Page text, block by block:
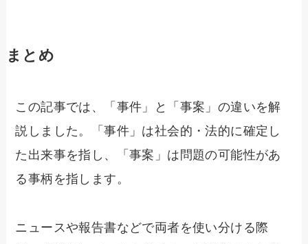
まとめ
この記事では、「事件」と「事案」の違いを解
説しました。「事件」は社会的・法的に確定し
た出来事を指し、「事案」は問題の可能性があ
る事柄を指します。
ニュースや報告書などで両者を使い分ける際